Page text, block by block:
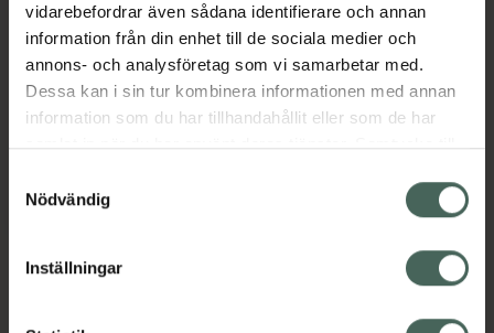
vidarebefordrar även sådana identifierare och annan
information från din enhet till de sociala medier och
annons- och analysföretag som vi samarbetar med.
Dessa kan i sin tur kombinera informationen med annan
information som du har tillhandahållit eller som de har
samlat in när du har använt deras tjänster. Samtycke till
återkalla ditt samtycke via webbplatsens
cookieinställningar. Ett återkallat samtycke påverkar inte
lagligheten av behandling som skett innan återkallelsen.
Nödvändig
Inställningar
Diafarm Lactikitten
Mjölkersättning till
kattungar 300 g
Pris online
169 kr
Mer info
Kronans Apotek finns här för dig. Du hittar oss från Skåne i